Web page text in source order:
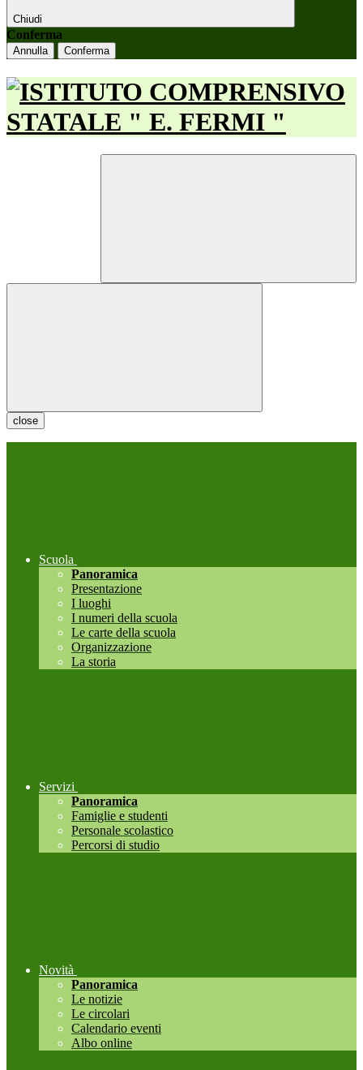
Chiudi
Conferma
Annulla Conferma
close
Scuola
Panoramica
Presentazione
I luoghi
I numeri della scuola
Le carte della scuola
Organizzazione
La storia
Servizi
Panoramica
Famiglie e studenti
Personale scolastico
Percorsi di studio
Novità
Panoramica
Le notizie
Le circolari
Calendario eventi
Albo online